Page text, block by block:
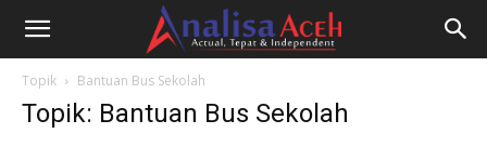
Topik Bantuan Bus Sekolah
Topik: Bantuan Bus Sekolah